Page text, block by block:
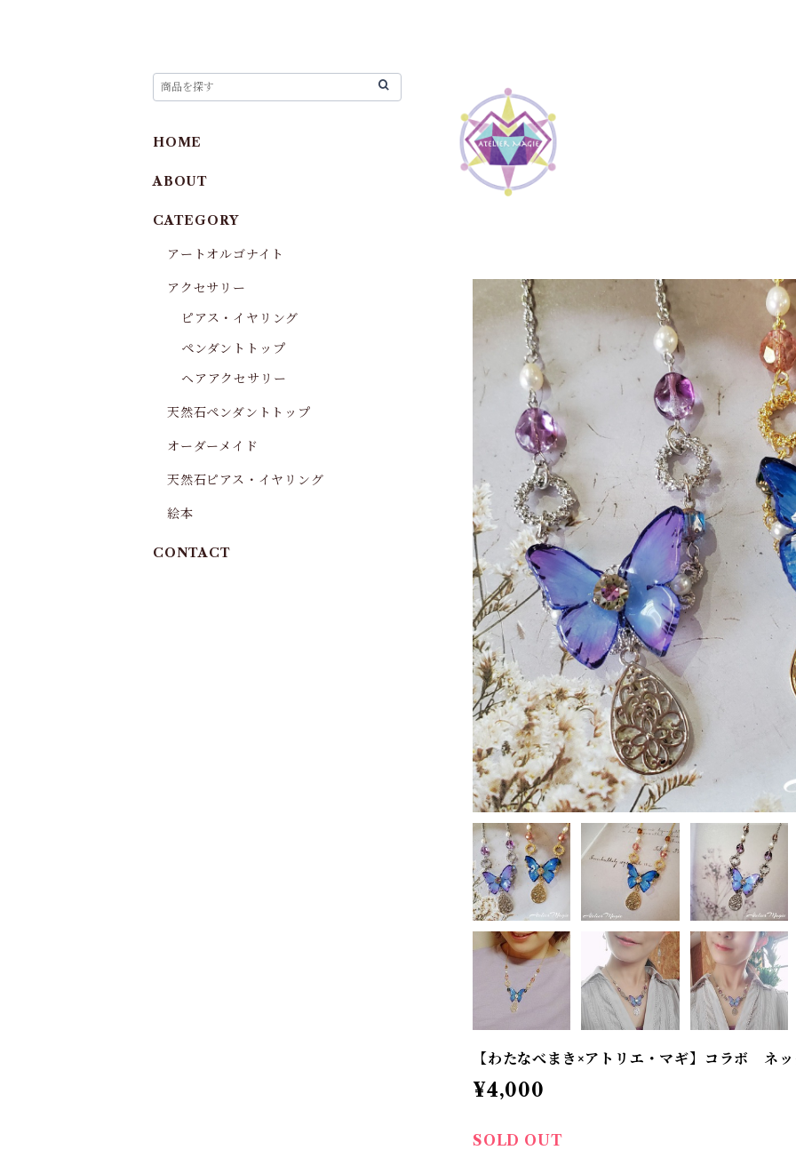
【わたなべまき×アトリエ・マギ】コラボ ネ
¥4,000
SOLD OUT
HOME
ABOUT
CATEGORY
アートオルゴナイト
アクセサリー
ピアス・イヤリング
ペンダントトップ
ヘアアクセサリー
天然石ペンダントトップ
オーダーメイド
天然石ピアス・イヤリング
絵本
CONTACT